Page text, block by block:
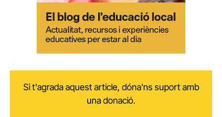
Si t'agrada aquest article, dóna'ns suport amb
una donació.